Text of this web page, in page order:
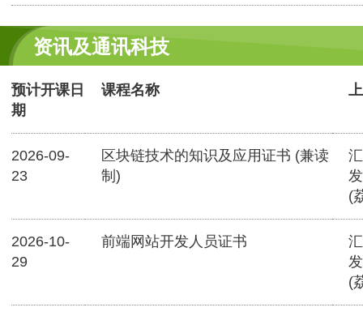
资讯及通讯科技
预计开课日
期
课程名称
2026-09-
23
区块链技术的知识及应用证书 (兼读
制)
(
2026-10-
29
前端网站开发人员证书
(